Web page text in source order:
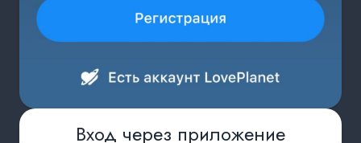
Вход через приложение